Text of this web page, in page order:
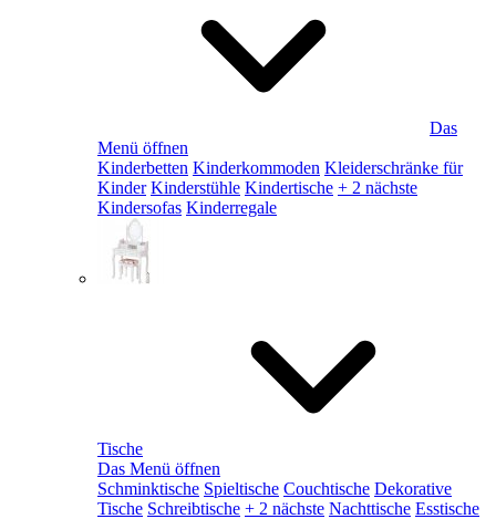
Das
Menü öffnen
Kinderbetten Kinderkommoden Kleiderschränke für
Kinder Kinderstühle Kindertische + 2 nächste
Kindersofas Kinderregale
Tische
Das Menü öffnen
Schminktische Spieltische Couchtische Dekorative
Tische Schreibtische + 2 nächste Nachttische Esstische